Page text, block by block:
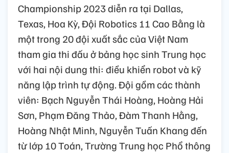
Championship 2023 diễn ra tại Dallas,
Texas, Hoa Kỳ, Đội Robotics 11 Cao Bằng là
một trong 20 đội xuất sắc của Việt Nam
tham gia thi đấu ở bảng học sinh Trung học
với hai nội dung thi: điều khiển robot và kỹ
năng lập trình tự động. Đội gồm các thành
viên: Bạch Nguyễn Thái Hoàng, Hoàng Hải
Sơn, Phạm Đăng Thảo, Đàm Thanh Hằng,
Hoàng Nhật Minh, Nguyễn Tuấn Khang đến
từ lớp 10 Toán, Trường Trung học Phổ thông